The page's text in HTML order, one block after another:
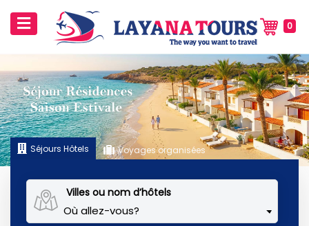
0
Séjours Hôtels Voyages organisées
Villes ou nom d’hôtels
Où allez-vous?